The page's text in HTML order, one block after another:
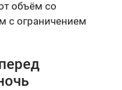
объём со
с ограничением